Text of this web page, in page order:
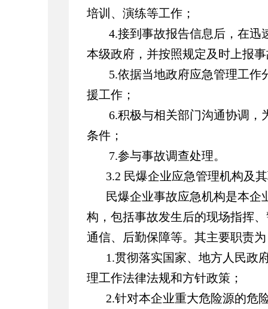
培训、演练等工作；
4.接到事故报告信息后，在迅
本级政府，并按照规定及时上报
5.依据当地政府应急管理工
援工作；
6.积极与相关部门沟通协调，
条件；
7.参与事故调查处理。
3.2 民爆企业应急管理机构及
民爆企业事故应急机构是本企
构，包括事故发生后的现场指挥
通信、后勤保障等。其主要职责
1.贯彻落实国家、地方人民政
理工作法律法规和方针政策；
2.针对本企业重大危险源的危